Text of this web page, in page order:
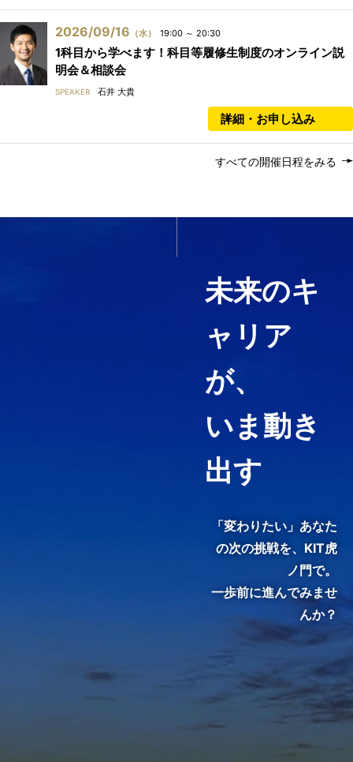
2026/09/16 （水） 19:00 ～ 20:30
1科目から学べます！科目等履修生制度のオンライン説
明会＆相談会
SPEAKER 石井 大貴
詳細・お申し込み
すべての開催日程をみる
囲気やキャンパスの熱気を感じ
未来のキ
ャリア
が、
いま動き
出す
「変わりたい」あなた
の次の挑戦を、 KIT虎
ノ門で。
一歩前に進んでみませ
んか？